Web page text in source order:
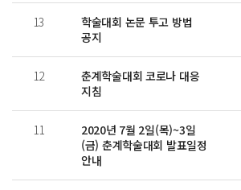
13
학술대회 논문 투고 방법
공지
12
춘계학술대회 코로나 대응
지침
11
2020년 7월 2일(목)~3일
(금) 춘계학술대회 발표일정
안내